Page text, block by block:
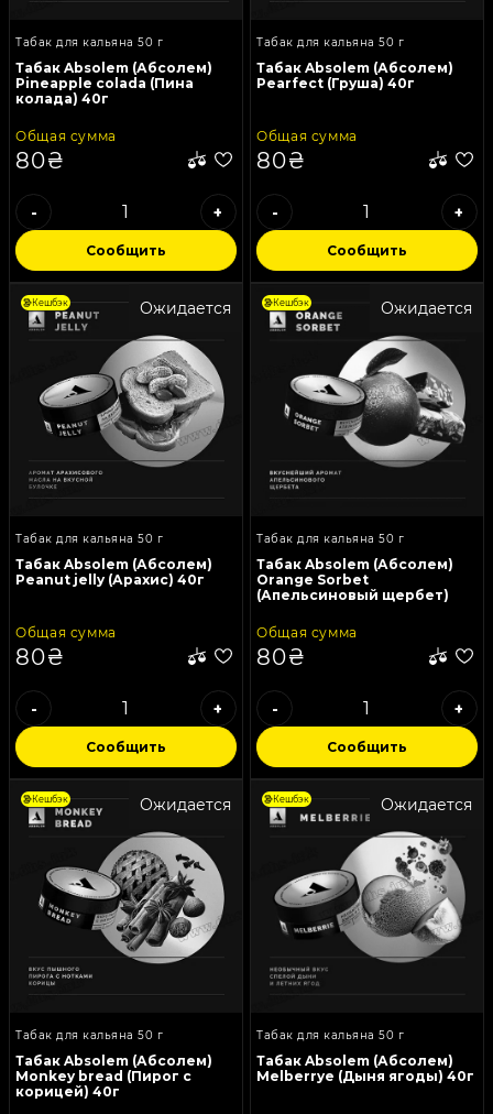
Табак для кальяна 50 г
Табак Absolem (Абсолем)
Pineapple colada (Пина
колада) 40г
Общая сумма
80₴
- +
Сообщить
Табак для кальяна 50 г
Табак Absolem (Абсолем)
Pearfect (Груша) 40г
Общая сумма
80₴
- +
Сообщить
Ожидается
Кешбэк
Табак для кальяна 50 г
Табак Absolem (Абсолем)
Peanut jelly (Арахис) 40г
Общая сумма
80₴
- +
Сообщить
Ожидается
Кешбэк
Табак для кальяна 50 г
Табак Absolem (Абсолем)
Orange Sorbet
(Апельсиновый щербет)
Общая сумма
80₴
- +
Сообщить
Ожидается
Кешбэк
Табак для кальяна 50 г
Табак Absolem (Абсолем)
Monkey bread (Пирог с
корицей) 40г
Ожидается
Кешбэк
Табак для кальяна 50 г
Табак Absolem (Абсолем)
Melberrye (Дыня ягоды) 40г